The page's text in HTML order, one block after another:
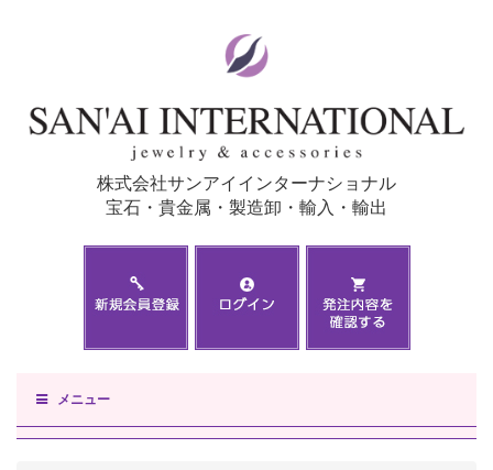
株式会社サンアイインターナショナル
宝石・貴金属・製造卸・輸入・輸出
メニュー